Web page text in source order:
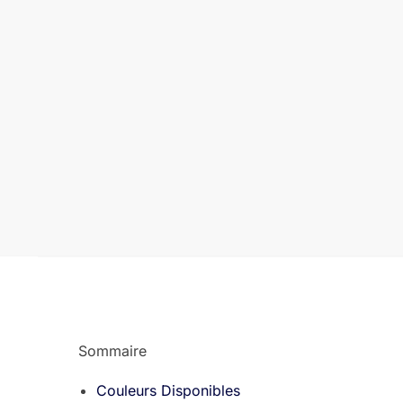
Sommaire
Couleurs Disponibles